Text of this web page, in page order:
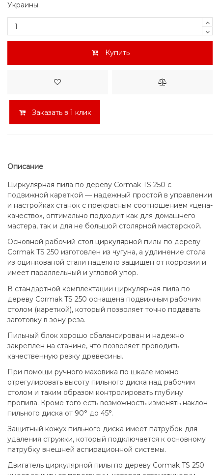
Украины.
Купить
Заказать в 1 клик
Описание
Циркулярная пила по дереву Cormak TS 250 с
подвижной кареткой — надежный простой в управлении
и настройках станок с прекрасным соотношением «цена-
качество», оптимально подходит как для домашнего
мастера, так и для не большой столярной мастерской.
Основной рабочий стол циркулярной пилы по дереву
Cormak TS 250 изготовлен из чугуна, а удлинение стола
из оцинкованой стали надежно защищен от коррозии и
имеет параллельный и угловой упор.
В стандартной комплектации циркулярная пила по
дереву Cormak TS 250 оснащена подвижным рабочим
столом (кареткой), который позволяет точно подавать
заготовку в зону реза.
Пильный блок хорошо сбалансирован и надежно
закреплен на станине, что позволяет проводить
качественную резку древесины.
При помощи ручного маховика по шкале можно
отрегулировать высоту пильного диска над рабочим
столом и таким образом контролировать глубину
пропила. Кроме того есть возможность изменять наклон
пильного диска от 90° до 45°.
Защитный кожух пильного диска имеет патрубок для
удаления стружки, который подключается к основному
патрубку внешней аспирационной системы.
Двигатель циркулярной пилы по дереву Cormak TS 250